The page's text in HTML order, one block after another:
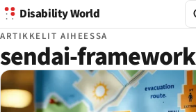
Disability World
ARTIKKELIT AIHEESSA
sendai-framework